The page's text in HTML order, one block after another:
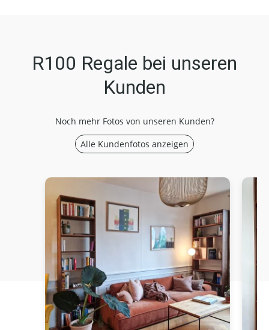
R100 Regale bei unseren
Kunden
Noch mehr Fotos von unseren Kunden?
Alle Kundenfotos anzeigen